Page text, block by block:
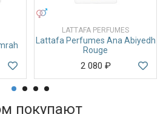
LATTAFA PERFUMES
Lattafa Perfumes Ana Abiyedh
Rouge
2 080 ₽
покупают